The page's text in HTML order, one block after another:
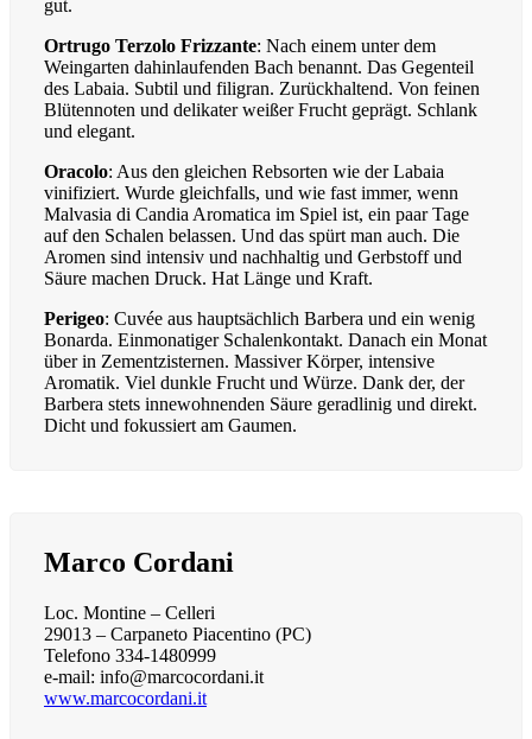
gut.
Ortrugo Terzolo Frizzante: Nach einem unter dem
Weingarten dahinlaufenden Bach benannt. Das Gegenteil
des Labaia. Subtil und filigran. Zurückhaltend. Von feinen
Blütennoten und delikater weißer Frucht geprägt. Schlank
und elegant.
Oracolo: Aus den gleichen Rebsorten wie der Labaia
vinifiziert. Wurde gleichfalls, und wie fast immer, wenn
Malvasia di Candia Aromatica im Spiel ist, ein paar Tage
auf den Schalen belassen. Und das spürt man auch. Die
Aromen sind intensiv und nachhaltig und Gerbstoff und
Säure machen Druck. Hat Länge und Kraft.
Perigeo: Cuvée aus hauptsächlich Barbera und ein wenig
Bonarda. Einmonatiger Schalenkontakt. Danach ein Monat
über in Zementzisternen. Massiver Körper, intensive
Aromatik. Viel dunkle Frucht und Würze. Dank der, der
Barbera stets innewohnenden Säure geradlinig und direkt.
Dicht und fokussiert am Gaumen.
Marco Cordani
Loc. Montine – Celleri
29013 – Carpaneto Piacentino (PC)
Telefono 334-1480999
e-mail: info@marcocordani.it
www.marcocordani.it